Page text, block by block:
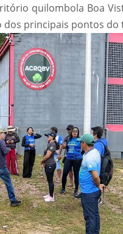
quilombola Boa
dos principais pontos